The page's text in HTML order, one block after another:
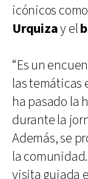
icónicos
Urquizay el
“Es un
las temáticas
ha pasado la
durante la
Además, se
la
visita guiada